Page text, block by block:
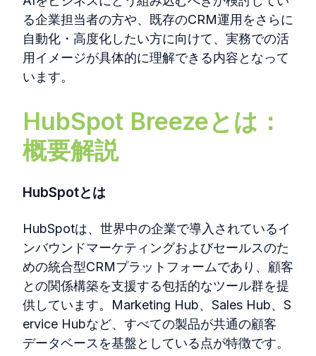
る企業担当者の方や、既存のCRM運用をさらに
自動化・高度化したい方に向けて、実務での活
用イメージが具体的に理解できる内容となって
います。
HubSpot Breezeとは：
概要解説
HubSpotとは
HubSpotは、世界中の企業で導入されているイ
ンバウンドマーケティングおよびセールスのた
めの統合型CRMプラットフォームであり、顧客
との関係構築を支援する包括的なツール群を提
供しています。Marketing Hub、 Sales Hub、 S
ervice Hubなど、すべての製品が共通の顧客
データベースを基盤としている点が特徴です。